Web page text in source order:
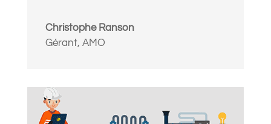
Christophe Ranson
Gérant, AMO